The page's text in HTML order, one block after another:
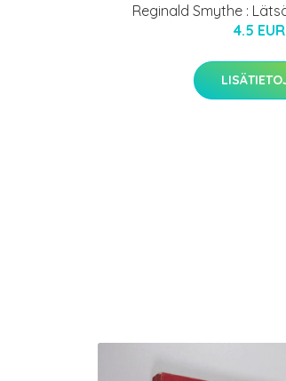
Reginald Smythe :
4.5 EUR